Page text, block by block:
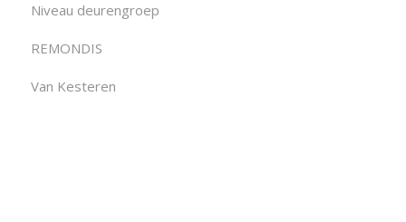
Niveau deurengroep
REMONDIS
Van Kesteren